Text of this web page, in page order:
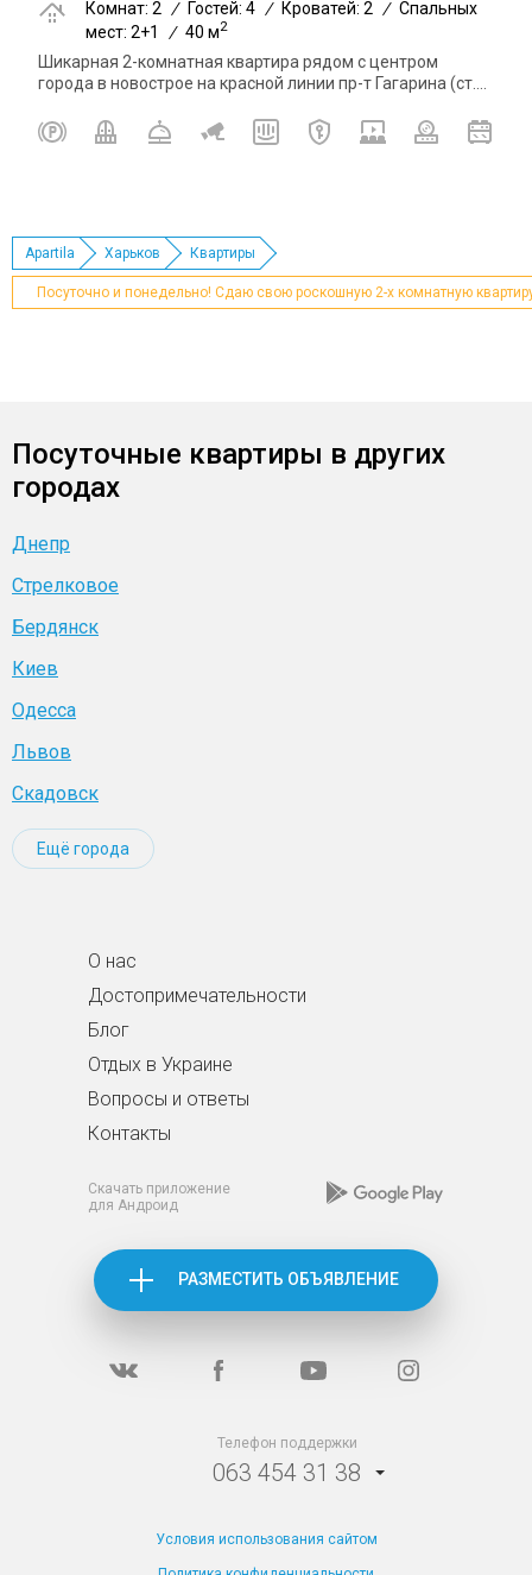
Комнат: 2 / Гостей: 4 / Кроватей: 2 / Спальных
мест: 2+1
/ 40 м2
Шикарная 2-комнатная квартира рядом с центром
города в новострое на красной линии пр-т Гагарина (ст....
Apartila Харьков Квартиры
Посуточно и понедельно! Сдаю свою роскошную 2-х комнатную
Посуточные квартиры в других
городах
Днепр
Стрелковое
Бердянск
Киев
Одесса
Львов
Скадовск
Ещё города
О нас
Достопримечательности
Блог
Отдых в Украине
Вопросы и ответы
Контакты
Скачать приложение
для Андроид
РАЗМЕСТИТЬ ОБЪЯВЛЕНИЕ
Телефон поддержки
063 454 31 38
Условия использования сайтом